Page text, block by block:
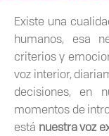
Existe una
humanos, esa
criterios y
voz interior,
decisiones, en
momentos de
está nuestra voz